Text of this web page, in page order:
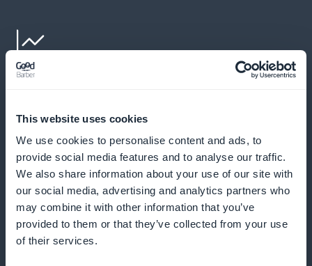
This website uses cookies
We use cookies to personalise content and ads, to
provide social media features and to analyse our traffic.
We also share information about your use of our site with
our social media, advertising and analytics partners who
may combine it with other information that you’ve
provided to them or that they’ve collected from your use
of their services.
Statistiques détaillées pour une stratégie
Visualisez et analysez le comportement des abonnés
pour affiner vos stratégies de contenu et de
marketing.
Promotion directe sur la page d'accueil